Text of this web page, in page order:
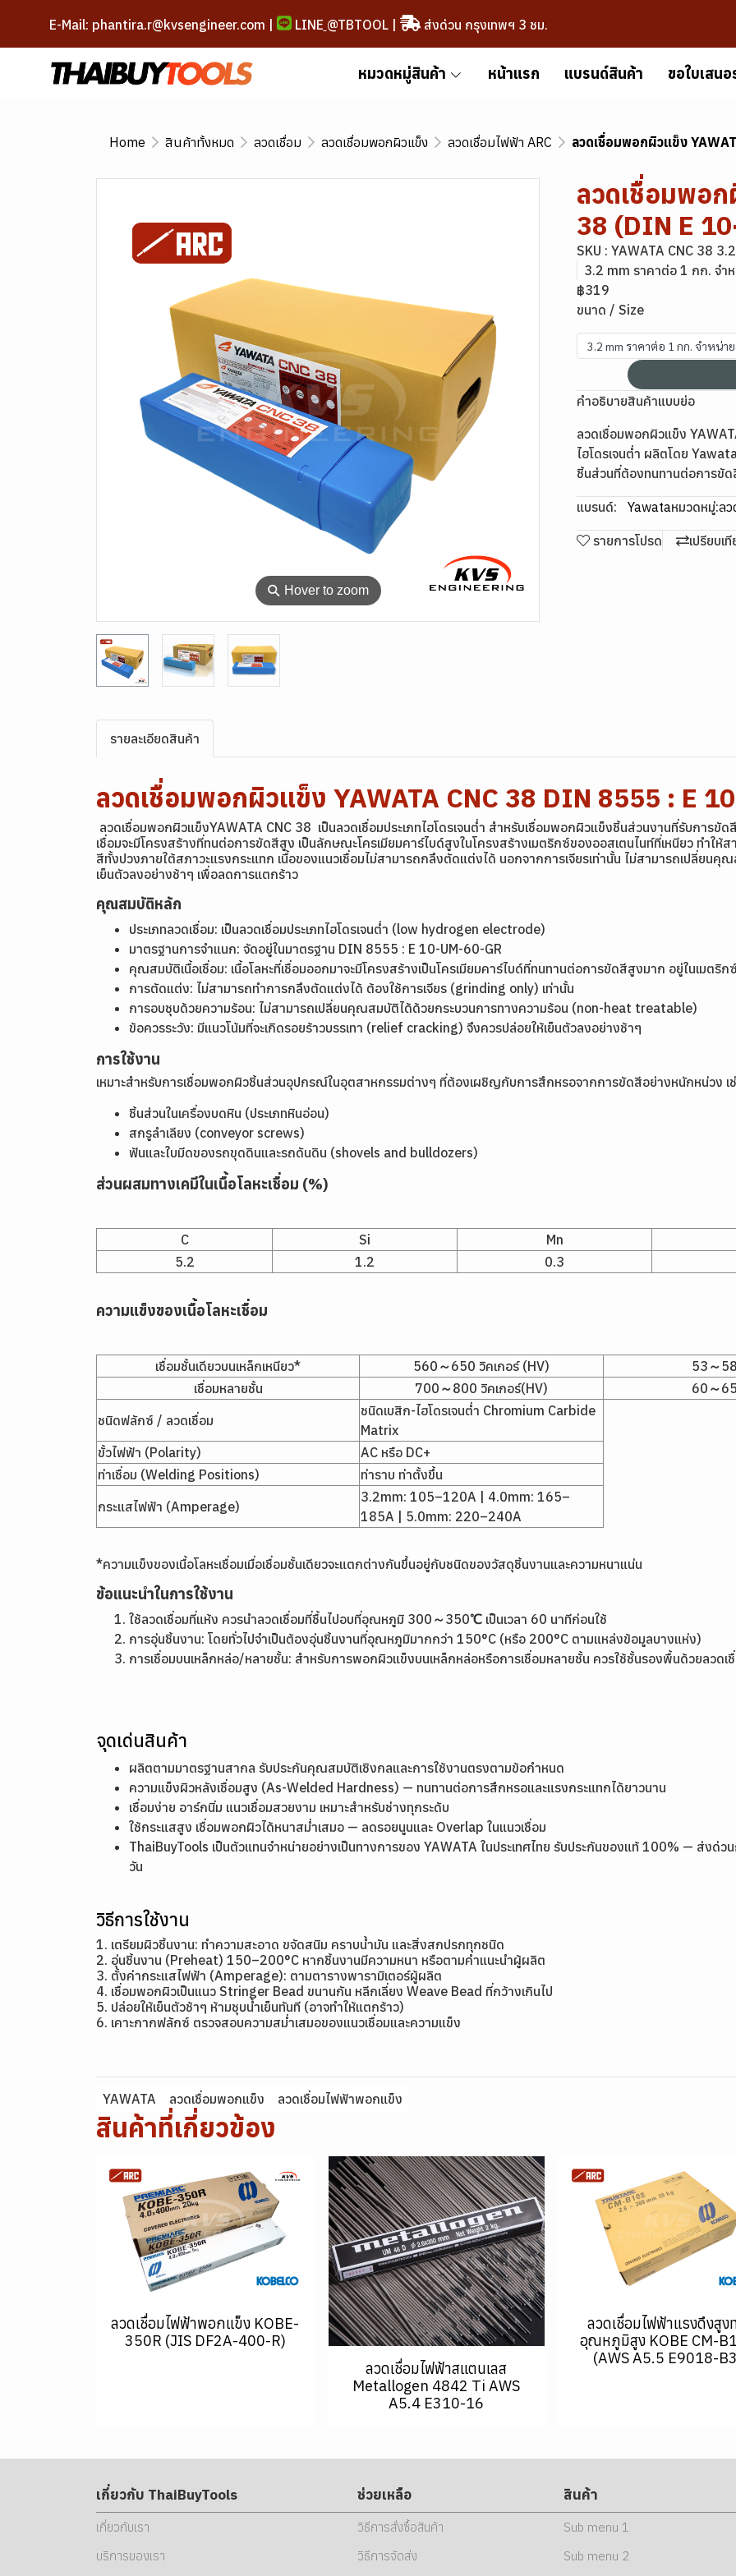
E-Mail: phantira.r@kvsengineer.com | LINE @TBTOOL| ส่งด่วน กรุงเทพฯ 3 ชม.
หมวดหมู่สินค้า หน้าแรก แบรนด์สินค้า ขอใบเสนอ
Home สินค้าทั้งหมด ลวดเชื่อม ลวดเชื่อมพอกผิวแข็ง ลวดเชื่อมไฟฟ้า ARC ลวดเชื่อมพอกผิวแข็ง
⚲ Hover to zoom
ลวดเชื่อมพอก
38 (DIN E
SKU : YAWATA CNC 38
3.2 mm ราคาต่อ 1 กก. จำ
฿319
ขนาด / Size
3.2 mm ราคาต่อ 1 กก. จำหน่า
คำอธิบายสินค้าแบบย่อ
ลวดเชื่อมพอกผิวแข็ง
ไฮโดรเจนต่ำ ผลิตโดย
ชิ้นส่วนที่ต้องทนทานต่อการขัด
แบรนด์: Yawataหมวดหมู่:ลว
รายการโปรด เปรียบเ
รายละเอียดสินค้า
ลวดเชื่อมพอกผิวแข็ง YAWATA CNC 38 DIN 8555 : E
ลวดเชื่อมพอกผิวแข็งYAWATA CNC 38 เป็นลวดเชื่อมประเภทไฮโดรเจนต่ำ สำหรับเชื่อมพอกผิวแข็งชิ้นส่วนงานที่รับการขัด
เชื่อมจะมีโครงสร้างที่ทนต่อการขัดสีสูง เป็นลักษณะโครเมียมคาร์ไบด์สูงในโครงสร้างเมตริกซ์ของออสเตนไนท์ที่เหนียว ทำใ
สีทั้งปวงภายใต้สภาวะแรงกระแทก เนื้อของแนวเชื่อมไม่สามารถกลึงตัดแต่งได้ นอกจากการเจียรเท่านั้น ไม่สามารถเปลี่ยน
เย็นตัวลงอย่างช้าๆ เพื่อลดการแตกร้าว
คุณสมบัติหลัก
ประเภทลวดเชื่อม: เป็นลวดเชื่อมประเภทไฮโดรเจนต่ำ (low hydrogen electrode)
มาตรฐานการจำแนก: จัดอยู่ในมาตรฐาน DIN 8555 : E 10-UM-60-GR
คุณสมบัติเนื้อเชื่อม: เนื้อโลหะที่เชื่อมออกมาจะมีโครงสร้างเป็นโครเมียมคาร์ไบด์ที่ทนทานต่อการขัดสีสูงมาก อยู่ในเมตริก
การตัดแต่ง: ไม่สามารถทำการกลึงตัดแต่งได้ ต้องใช้การเจียร (grinding only) เท่านั้น
การอบชุบด้วยความร้อน: ไม่สามารถเปลี่ยนคุณสมบัติได้ด้วยกระบวนการทางความร้อน (non-heat treatable)
ข้อควรระวัง: มีแนวโน้มที่จะเกิดรอยร้าวบรรเทา (relief cracking) จึงควรปล่อยให้เย็นตัวลงอย่างช้าๆ
การใช้งาน
เหมาะสำหรับการเชื่อมพอกผิวชิ้นส่วนอุปกรณ์ในอุตสาหกรรมต่างๆ ที่ต้องเผชิญกับการสึกหรอจากการขัดสีอย่างหนักหน่วง เ
ชิ้นส่วนในเครื่องบดหิน (ประเภทหินอ่อน)
สกรูลำเลียง (conveyor screws)
ฟันและใบมีดของรถขุดดินและรถดันดิน (shovels and bulldozers)
ส่วนผสมทางเคมีในเนื้อโลหะเชื่อม (%)
C Si Mn
5.2
1.2 0.3
ความแข็งของเนื้อโลหะเชื่อม
เชื่อมชั้นเดียวบนเหล็กเหนียว* 560～650 วิคเกอร์ (HV)
53～
เชื่อมหลายชั้น
700～800 วิคเกอร์(HV)
60～
ชนิดฟลักซ์ / ลวดเชื่อม
ชนิดเบสิก-ไฮโดรเจนต่ำ Chromium Carbide
Matrix
ขั้วไฟฟ้า (Polarity)
AC หรือ DC+
ท่าเชื่อม (Welding Positions)
ท่าราบ ท่าตั้งขึ้น
กระแสไฟฟ้า (Amperage)
3.2mm: 105–120A | 4.0mm: 165–
185A | 5.0mm: 220–240A
*ความแข็งของเนื้อโลหะเชื่อมเมื่อเชื่อมชั้นเดียวจะแตกต่างกันขึ้นอยู่กับชนิดของวัสดุชิ้นงานและความหนาแน่น
ข้อแนะนำในการใช้งาน
ใช้ลวดเชื่อมที่แห้ง ควรนำลวดเชื่อมที่ชื้นไปอบที่อุณหภูมิ 300～350℃ เป็นเวลา 60 นาทีก่อนใช้
การอุ่นชิ้นงาน: โดยทั่วไปจำเป็นต้องอุ่นชิ้นงานที่อุณหภูมิมากกว่า 150°C (หรือ 200°C ตามแหล่งข้อมูลบางแห่ง)
การเชื่อมบนเหล็กหล่อ/หลายชั้น: สำหรับการพอกผิวแข็งบนเหล็กหล่อหรือการเชื่อมหลายชั้น ควรใช้ชั้นรองพื้นด้วยลวดเชื่
จุดเด่นสินค้า
ผลิตตามมาตรฐานสากล รับประกันคุณสมบัติเชิงกลและการใช้งานตรงตามข้อกำหนด
ความแข็งผิวหลังเชื่อมสูง (As-Welded Hardness) — ทนทานต่อการสึกหรอและแรงกระแทกได้ยาวนาน
เชื่อมง่าย อาร์กนิ่ม แนวเชื่อมสวยงาม เหมาะสำหรับช่างทุกระดับ
ใช้กระแสสูง เชื่อมพอกผิวได้หนาสม่ำเสมอ — ลดรอยนูนและ Overlap ในแนวเชื่อม
ThaiBuyTools เป็นตัวแทนจำหน่ายอย่างเป็นทางการของ YAWATA ในประเทศไทย รับประกันของแท้ 100% — ส่งด่ว
วัน
วิธีการใช้งาน
1. เตรียมผิวชิ้นงาน: ทำความสะอาด ขจัดสนิม คราบน้ำมัน และสิ่งสกปรกทุกชนิด
2. อุ่นชิ้นงาน (Preheat) 150–200°C หากชิ้นงานมีความหนา หรือตามคำแนะนำผู้ผลิต
3. ตั้งค่ากระแสไฟฟ้า (Amperage): ตามตารางพารามิเตอร์ผู้ผลิต
4. เชื่อมพอกผิวเป็นแนว Stringer Bead ขนานกัน หลีกเลี่ยง Weave Bead ที่กว้างเกินไป
5. ปล่อยให้เย็นตัวช้าๆ ห้ามชุบน้ำเย็นทันที (อาจทำให้แตกร้าว)
6. เคาะกากฟลักซ์ ตรวจสอบความสม่ำเสมอของแนวเชื่อมและความแข็ง
YAWATA ลวดเชื่อมพอกแข็ง ลวดเชื่อมไฟฟ้าพอกแข็ง
สินค้าที่เกี่ยวข้อง
ลวดเชื่อมไฟฟ้าพอกแข็ง KOBE-
350R (JIS DF2A-400-R)
ลวดเชื่อมไฟฟ้าสแตนเลส
Metallogen 4842 Ti AWS
A5.4 E310-16
ลวดเชื่อมไฟฟ้าแรงดึงสูง
อุณหภูมิสูง KOBE CM-
(AWS A5.5 E9018-
เกี่ยวกับ ThaiBuyTools
เกี่ยวกับเรา
บริการของเรา
ช่วยเหลือ
วิธีการสั่งซื้อสินค้า
วิธีการจัดส่ง
สินค้า
Sub menu 1
Sub menu 2